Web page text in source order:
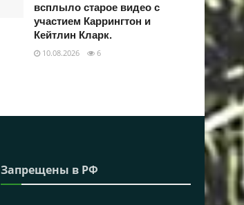
всплыло старое видео с
участием Каррингтон и
Кейтлин Кларк.
10.08.2026 6
Запрещены в РФ